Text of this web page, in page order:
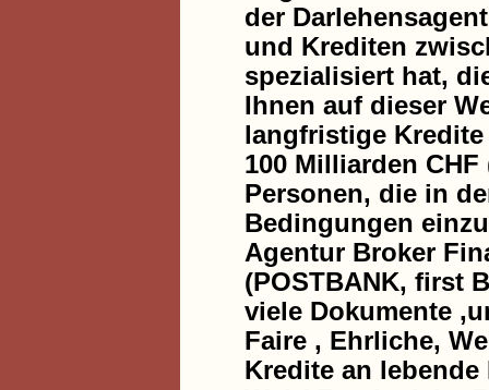
der
und Krediten
spezialisiert hat,
Ihnen auf dieser
langfristige Kredite
100 Milliarden
Personen, die in
Bedingungen
Agentur Broker
(POSTBANK, first
viele Dokumente
Faire , Ehrliche,
Kredite an